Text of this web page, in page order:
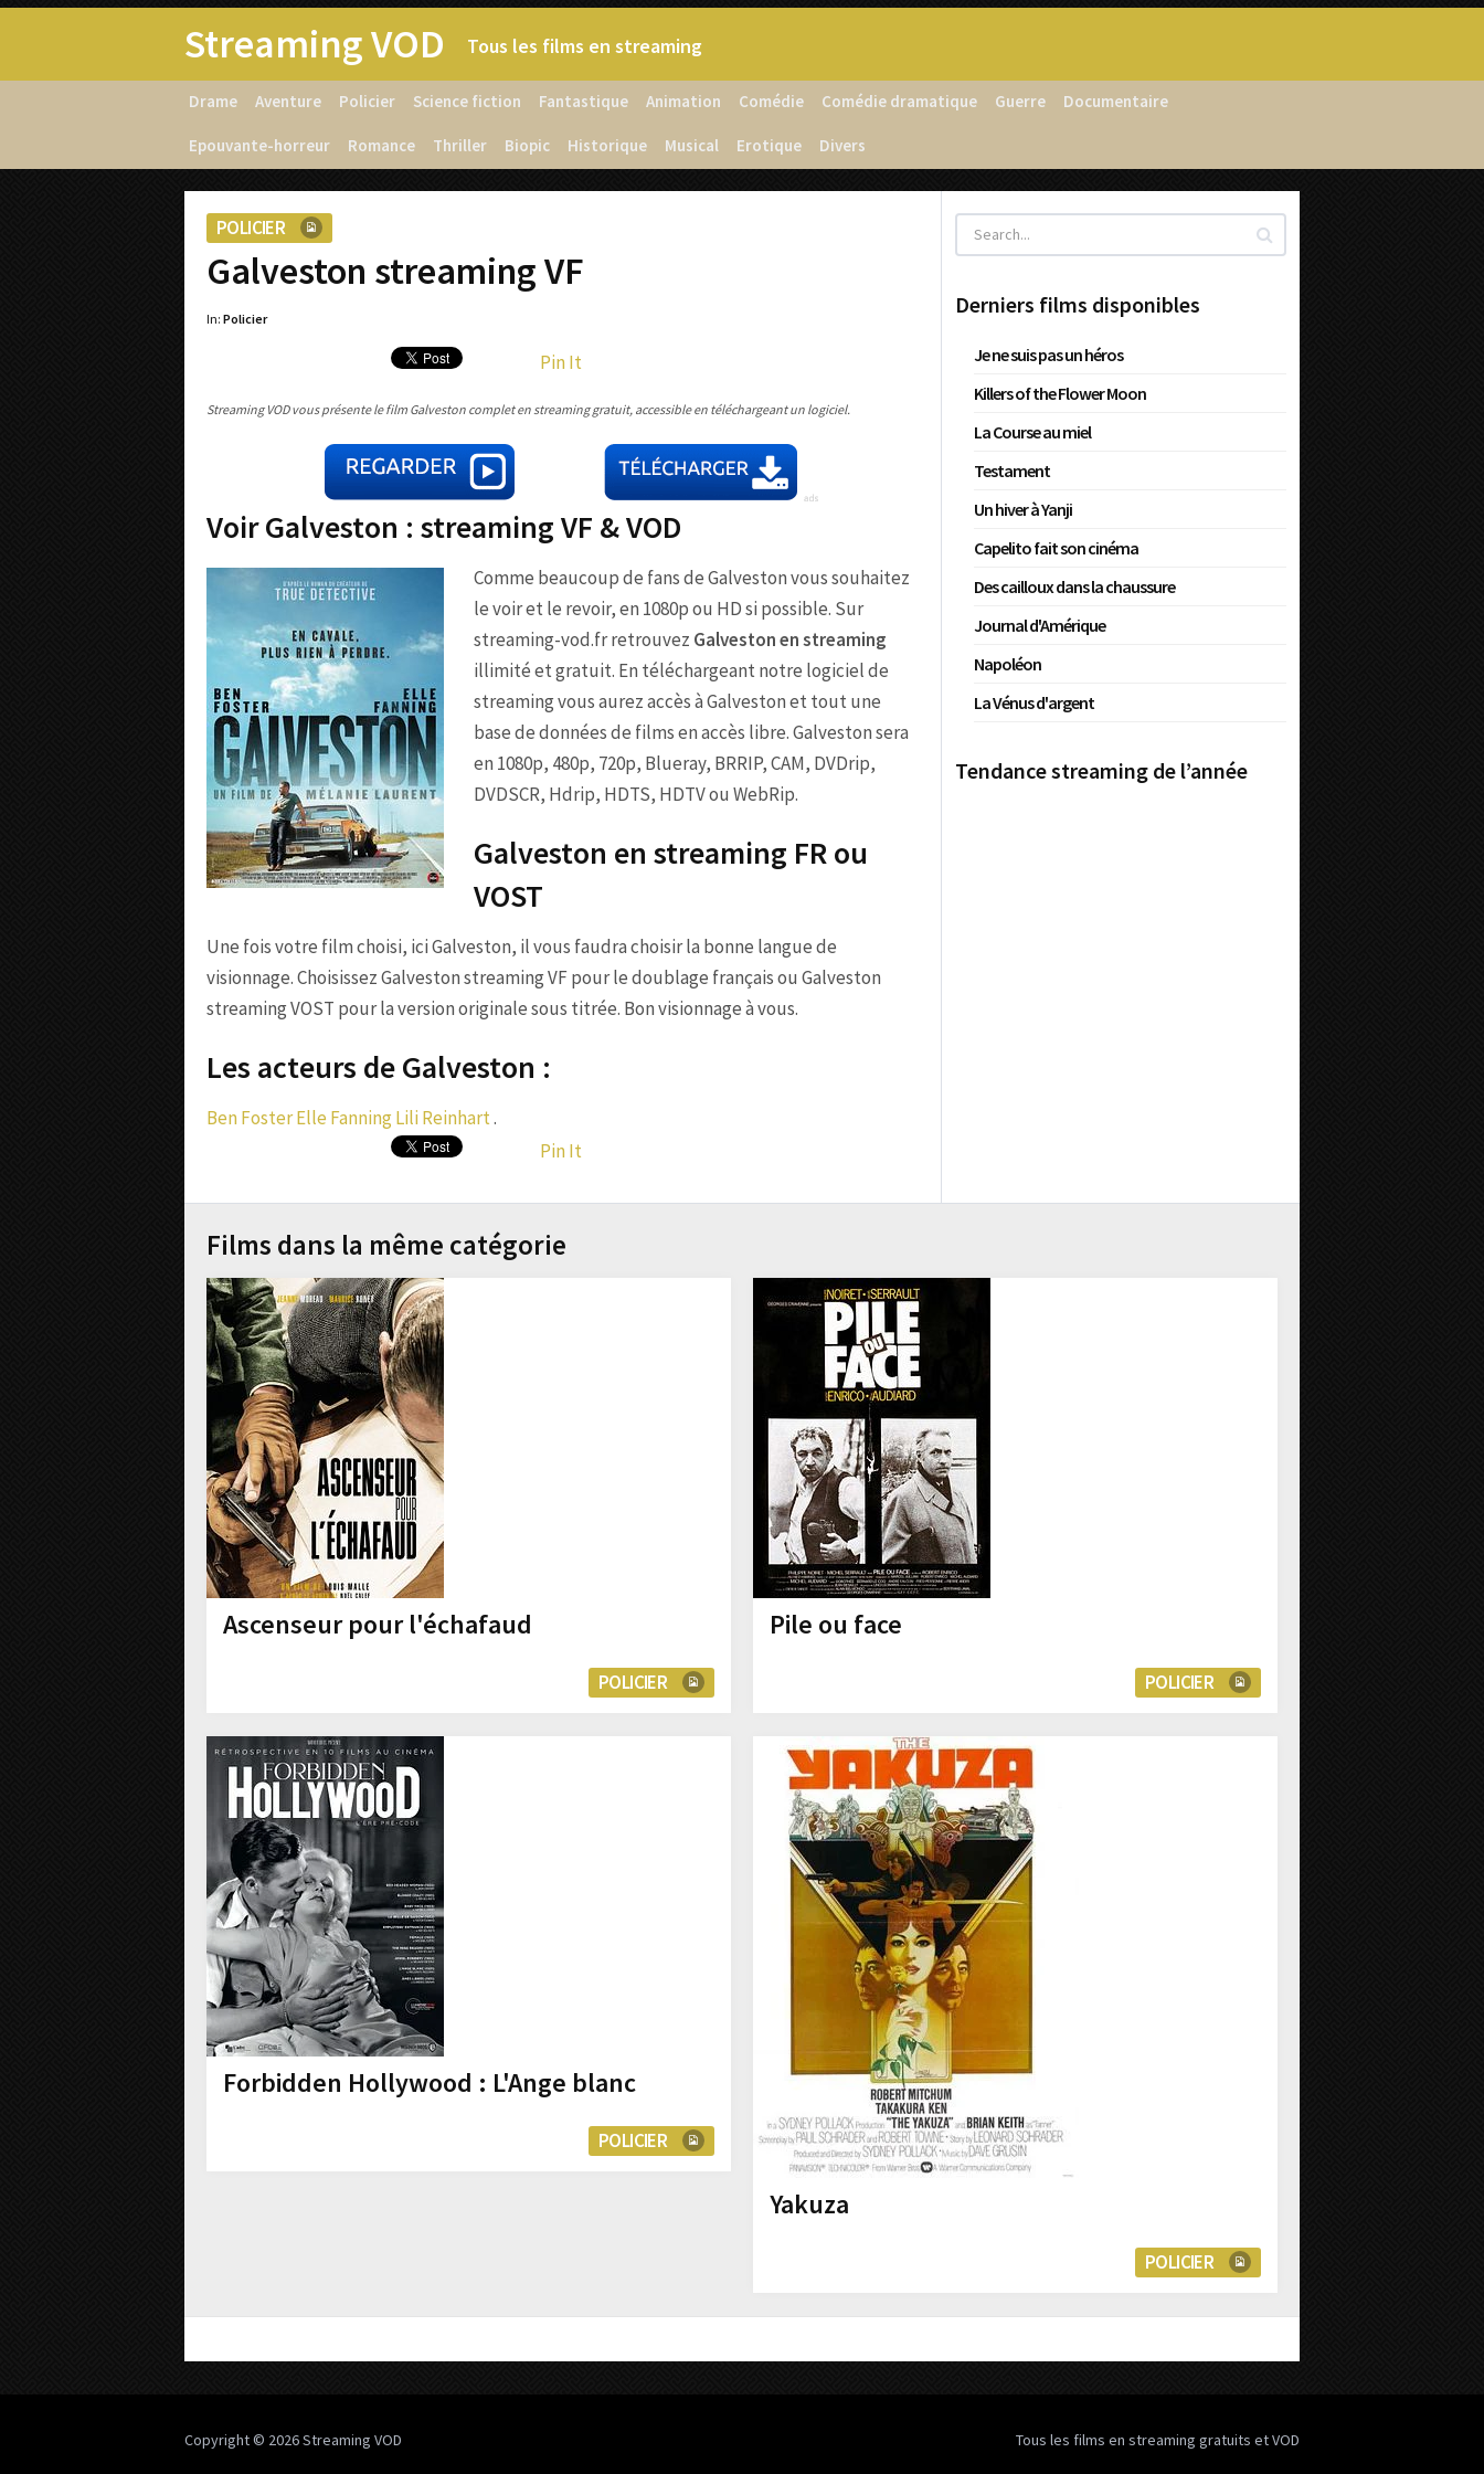
Streaming VOD Tous les films en streaming
Drame Aventure Policier Science fiction Fantastique Animation Comédie Comédie dramatique Guerre Documentaire
Epouvante-horreur Romance Thriller Biopic Historique Musical Erotique Divers
POLICIER
Galveston streaming VF
In: Policier
Pin It
Streaming VOD vous présente le film Galveston complet en streaming gratuit, accessible en téléchargeant un logiciel.
Voir Galveston : streaming VF & VOD
Comme beaucoup de fans de Galveston vous souhaitez
le voir et le revoir, en 1080p ou HD si possible. Sur
streaming-vod.fr retrouvez Galveston en streaming
illimité et gratuit. En téléchargeant notre logiciel de
streaming vous aurez accès à Galveston et tout une
base de données de films en accès libre. Galveston sera
en 1080p, 480p, 720p, Blueray, BRRIP, CAM, DVDrip,
DVDSCR, Hdrip, HDTS, HDTV ou WebRip.
Galveston en streaming FR ou
VOST
Une fois votre film choisi, ici Galveston, il vous faudra choisir la bonne langue de
visionnage. Choisissez Galveston streaming VF pour le doublage français ou Galveston
streaming VOST pour la version originale sous titrée. Bon visionnage à vous.
Les acteurs de Galveston :
Ben FosterElle FanningLili Reinhart.
Pin It
Derniers films disponibles
Je ne suis pas un héros
Killers of the Flower Moon
La Course au miel
Testament
Un hiver à Yanji
Capelito fait son cinéma
Des cailloux dans la chaussure
Journal d'Amérique
Napoléon
La Vénus d'argent
Tendance streaming de l’année
Films dans la même catégorie
Ascenseur pour l'échafaud
POLICIER
Pile ou face
POLICIER
Forbidden Hollywood : L'Ange blanc
POLICIER
Yakuza
POLICIER
Copyright © 2026Streaming VOD Tous les films en streaming gratuits et VOD